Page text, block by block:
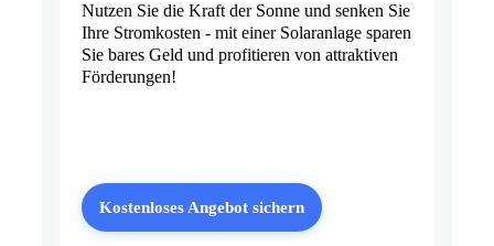
Nutzen Sie die Kraft der Sonne und senken Sie
Ihre Stromkosten - mit einer Solaranlage sparen
Sie bares Geld und profitieren von attraktiven
Förderungen!
Kostenloses Angebot sichern